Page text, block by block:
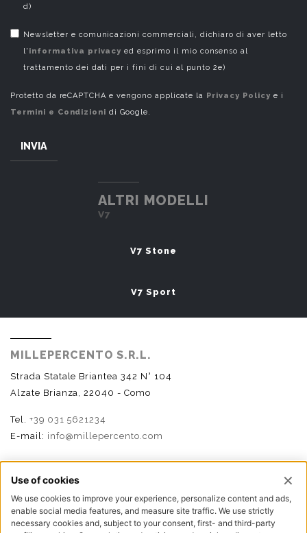
d)
Newsletter e comunicazioni commerciali, dichiaro di aver letto
l' informativa privacy ed esprimo il mio consenso al
trattamento dei dati per i fini di cui al punto 2e)
Protetto da reCAPTCHA e vengono applicate la Privacy Policy e i
Termini e Condizioni di Google.
INVIA
ALTRI MODELLI
V7
V7 Stone
V7 Sport
MILLEPERCENTO S.R.L.
Strada Statale Briantea 342 N° 104
Alzate Brianza, 22040 - Como
Tel. +39 031 5621234
E-mail: info@millepercento.com
SEGUICI